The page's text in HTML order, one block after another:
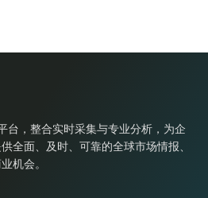
台，整合实时采集与专业分析，为企
全面、及时、可靠的全球市场情报、
机会。